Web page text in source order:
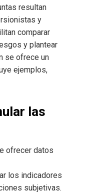
resultan
y
comparar
y plantear
se ofrece un
ejemplos,
las
ofrecer datos
los indicadores
subjetivas.